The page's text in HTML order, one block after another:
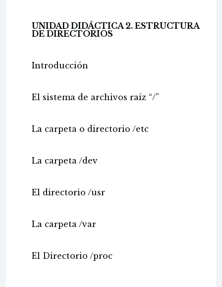
UNIDAD DIDÁCTICA 2. ESTRUCTURA
DE DIRECTORIOS
Introducción
El sistema de archivos raíz “/”
La carpeta o directorio /etc
La carpeta /dev
El directorio /usr
La carpeta /var
El Directorio /proc